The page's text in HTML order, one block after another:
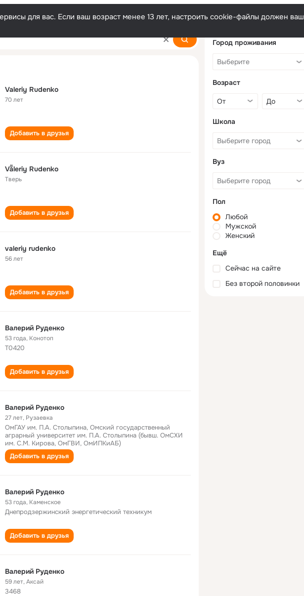
для вас. Если ваш возраст менее 13 лет, настроить cookie-файлы должен ваш
Valeriy Rudenko
70 лет
Добавить в друзья
Vẵleriy Rudenko
Тверь
Добавить в друзья
valeriy rudenko
56 лет
Добавить в друзья
Валерий Руденко
53 года, Конотоп
Т0420
Добавить в друзья
Валерий Руденко
27 лет, Рузаевка
ОмГАУ им. П.А. Столыпина, Омский государственный
аграрный университет им. П.А. Столыпина (бывш. ОмСХИ
им. С.М. Кирова, ОмГВИ, ОмИПКиАБ)
Добавить в друзья
Валерий Руденко
53 года, Каменское
Днепродзержинский энергетический техникум
Добавить в друзья
Валерий Руденко
59 лет,Аксай
3468
Город проживания
Возраст
Школа
Вуз
Пол
Любой
Мужской
Женский
Ещё
Сейчас на сайте
Без второй половинки